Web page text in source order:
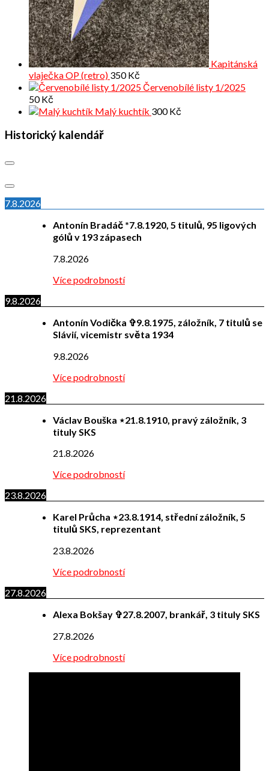
Kapitánská
vlaječka OP (retro) 350Kč
Červenobílé listy 1/2025
50Kč
Malý kuchtík 300Kč
Historický kalendář
7.8.2026
Antonín Bradáč *7.8.1920, 5 titulů, 95 ligových
gólů v 193 zápasech
7.8.2026
Více podrobností
9.8.2026
Antonín Vodička ✞9.8.1975, záložník, 7 titulů se
Slávií, vicemistr světa 1934
9.8.2026
Více podrobností
21.8.2026
Václav Bouška ⋆21.8.1910, pravý záložník, 3
tituly SKS
21.8.2026
Více podrobností
23.8.2026
Karel Průcha ⋆23.8.1914, střední záložník, 5
titulů SKS, reprezentant
23.8.2026
Více podrobností
27.8.2026
Alexa Bokšay ✞27.8.2007, brankář, 3 tituly SKS
27.8.2026
Více podrobností